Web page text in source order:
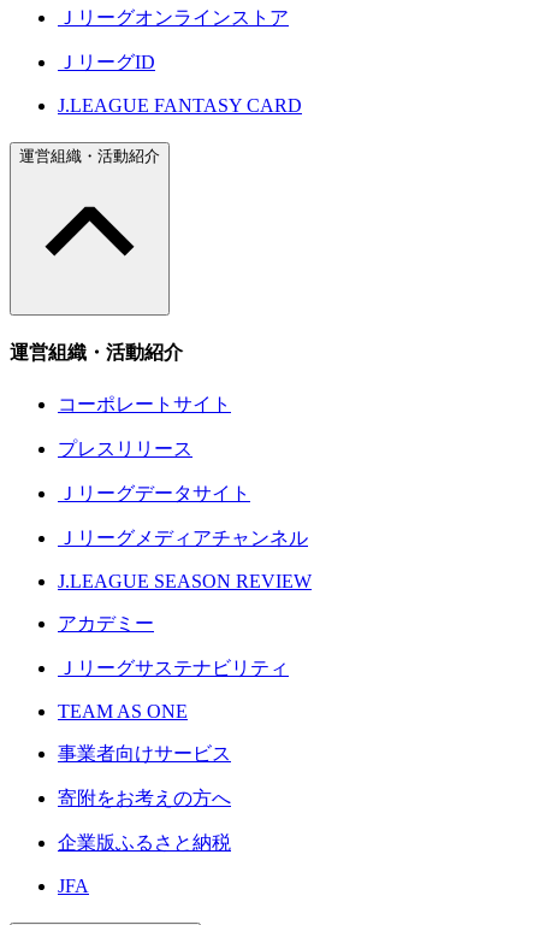
Ｊリーグオンラインストア
ＪリーグID
J.LEAGUE FANTASY CARD
運営組織・活動紹介
運営組織・活動紹介
コーポレートサイト
プレスリリース
Ｊリーグデータサイト
Ｊリーグメディアチャンネル
J.LEAGUE SEASON REVIEW
アカデミー
Ｊリーグサステナビリティ
TEAM AS ONE
事業者向けサービス
寄附をお考えの方へ
企業版ふるさと納税
JFA